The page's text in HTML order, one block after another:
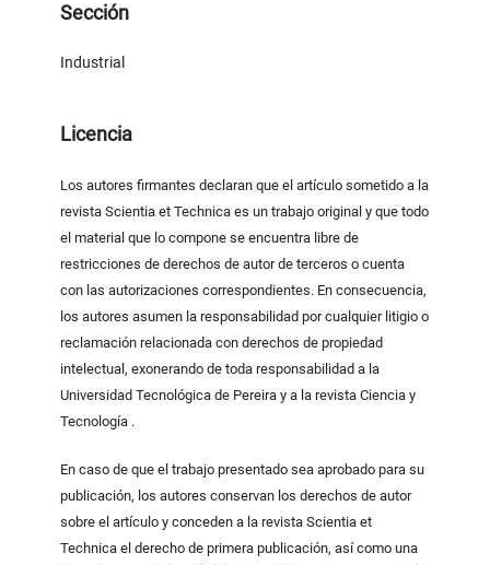
Sección
Industrial
Licencia
Los autores firmantes declaran que el artículo sometido a la
revista Scientia et Technica es un trabajo original y que todo
el material que lo compone se encuentra libre de
restricciones de derechos de autor de terceros o cuenta
con las autorizaciones correspondientes. En consecuencia,
los autores asumen la responsabilidad por cualquier litigio o
reclamación relacionada con derechos de propiedad
intelectual, exonerando de toda responsabilidad a la
Universidad Tecnológica de Pereira y a la revista Ciencia y
Tecnología .
En caso de que el trabajo presentado sea aprobado para su
publicación, los autores conservan los derechos de autor
sobre el artículo y conceden a la revista Scientia et
Technica el derecho de primera publicación, así como una